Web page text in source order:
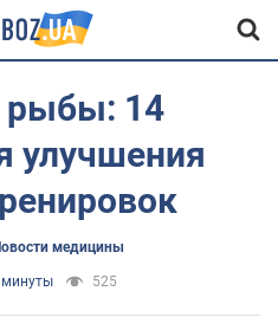
рыбы: 14
улучшения
медицины
525